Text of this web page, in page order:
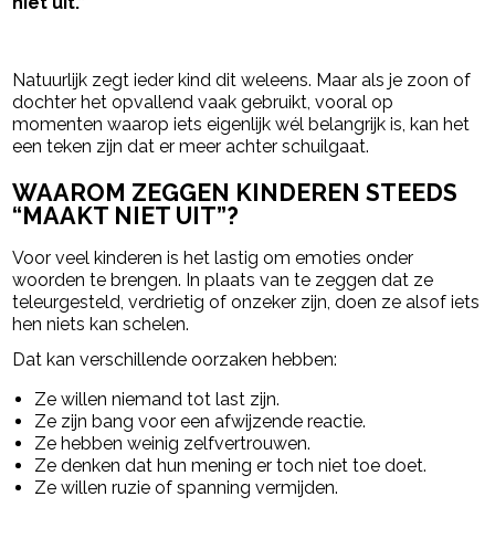
Natuurlijk zegt ieder kind dit weleens. Maar als je zoon of
dochter het opvallend vaak gebruikt, vooral op
momenten waarop iets eigenlijk wél belangrijk is, kan het
een teken zijn dat er meer achter schuilgaat.
WAAROM ZEGGEN KINDEREN STEEDS
“MAAKT NIET UIT”?
Voor veel kinderen is het lastig om emoties onder
woorden te brengen. In plaats van te zeggen dat ze
teleurgesteld, verdrietig of onzeker zijn, doen ze alsof iets
hen niets kan schelen.
Dat kan verschillende oorzaken hebben:
Ze willen niemand tot last zijn.
Ze zijn bang voor een afwijzende reactie.
Ze hebben weinig zelfvertrouwen.
Ze denken dat hun mening er toch niet toe doet.
Ze willen ruzie of spanning vermijden.